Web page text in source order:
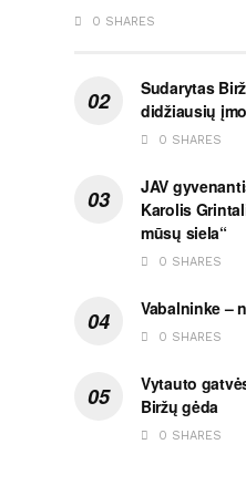
0 SHARES
Sudarytas
didžiausių
0 SHARES
JAV
Karolis
mūsų siela“
0 SHARES
Vabalninke –
0 SHARES
Vytauto
Biržų gėda
0 SHARES